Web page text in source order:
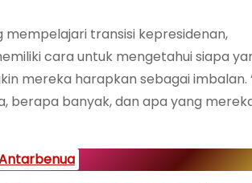
mempelajari transisi kepresidenan,
cara untuk mengetahui siapa
mereka harapkan sebagai imbalan.
berapa banyak, dan apa yang